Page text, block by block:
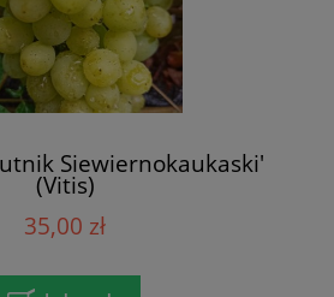
Siewiernokaukaski'
(Vitis)
35,00 zł